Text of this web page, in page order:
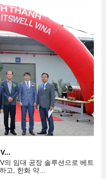
의 임대 공장 솔루션으로 베트
고, 한화 약...